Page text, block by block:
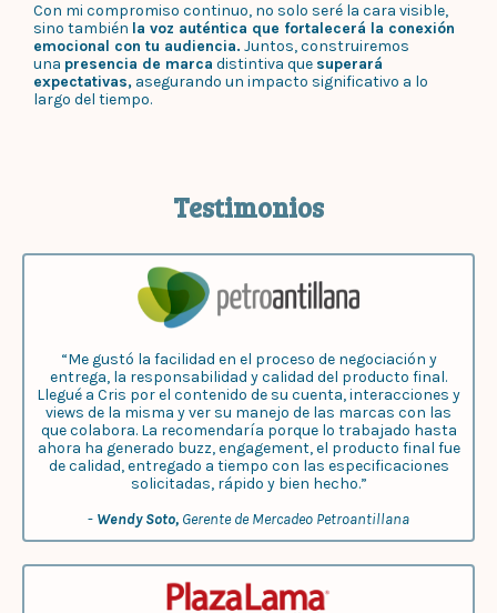
Con mi compromiso continuo, no solo seré la cara visible,
sino también la voz auténtica que fortalecerá la conexión
emocional con tu audiencia. Juntos, construiremos
una presencia de marca distintiva que superará
expectativas, asegurando un impacto significativo a lo
largo del tiempo.
Testimonios
“Me gustó la facilidad en el proceso de negociación y
entrega, la responsabilidad y calidad del producto final.
Llegué a Cris por el contenido de su cuenta, interacciones y
views de la misma y ver su manejo de las marcas con las
que colabora. La recomendaría porque lo trabajado hasta
ahora ha generado buzz, engagement, el producto final fue
de calidad, entregado a tiempo con las especificaciones
solicitadas, rápido y bien hecho.”
- Wendy Soto, Gerente de Mercadeo Petroantillana